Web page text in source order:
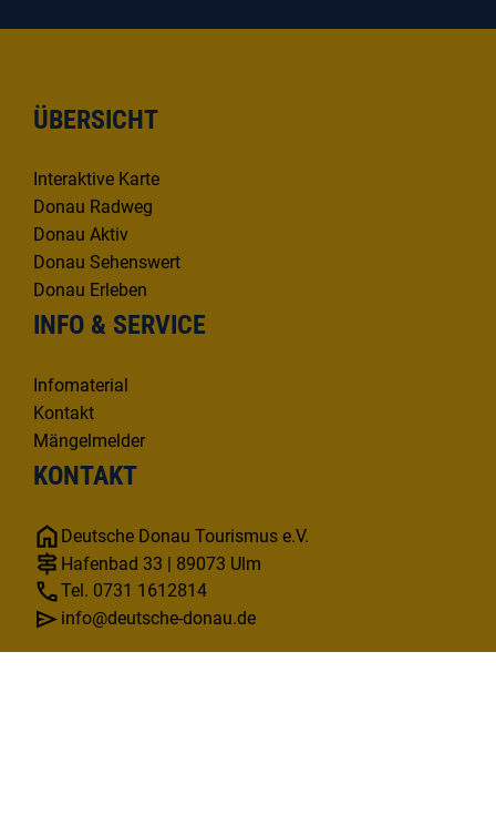
ÜBERSICHT
Interaktive Karte
Donau Radweg
Donau Aktiv
Donau Sehenswert
Donau Erleben
INFO & SERVICE
Infomaterial
Kontakt
Mängelmelder
KONTAKT
Deutsche Donau Tourismus e.V.
Hafenbad 33 | 89073 Ulm
Tel. 0731 1612814
info@deutsche-donau.de